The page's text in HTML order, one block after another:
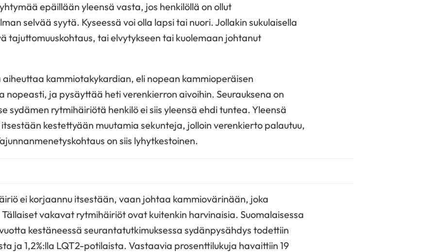
epäillään yleensä vasta, jos henkilöllä on ollut
selvää syytä. Kyseessä voi olla lapsi tai nuori. Jollakin sukulaisella
tajuttomuuskohtaus, tai elvytykseen tai kuolemaan johtanut
kammiotakykardian, eli nopean kammioperäisen
nopeasti, ja pysäyttää heti verenkierron aivoihin. Seurauksena on
sydämen rytmihäiriötä henkilö ei siis yleensä ehdi tuntea. Yleensä
kestettyään muutamia sekunteja, jolloin verenkierto palautuu,
on siis lyhytkestoinen.
ei korjaannu itsestään, vaan johtaa kammiovärinään, joka
vakavat rytmihäiriöt ovat kuitenkin harvinaisia. Suomalaisessa
kestäneessä seurantatutkimuksessa sydänpysähdys todettiin
ja 1,2%:lla LQT2-potilaista. Vastaavia prosenttilukuja havaittiin 19